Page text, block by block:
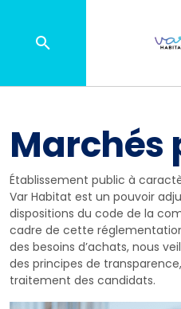
Marchés
Établissement public à
Var Habitat est un pouvoir
dispositions du code de la
cadre de cette
des besoins d’achats, nous
des principes de
traitement des candidats.